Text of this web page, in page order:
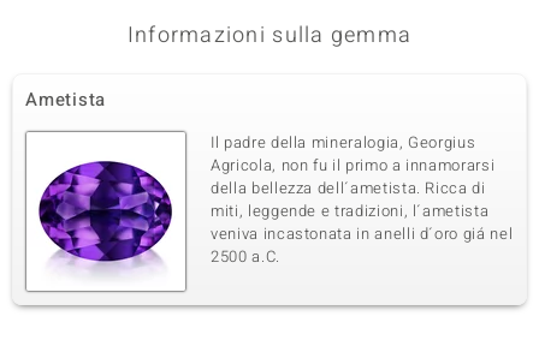
Varietà delle gemme
Zaffiro Giallo 14 à 1,5 mm
Somma del peso in carati
0,31 ct
Taglio
Taglio rotondo
Montatura
Incastonatura a griffe
Origine
Thailandia
Informazioni sulla gemma
Ametista
Il padre della mineralogia, Georgius
Agricola, non fu il primo a innamorarsi
della bellezza dell´ametista. Ricca di
miti, leggende e tradizioni, l´ametista
veniva incastonata in anelli d´oro giá nel
2500 a.C.